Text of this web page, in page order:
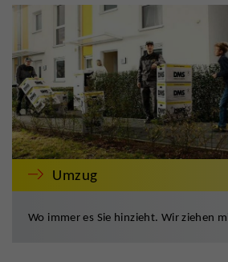
Umzug
Wo immer es Sie hinzieht. Wir ziehen